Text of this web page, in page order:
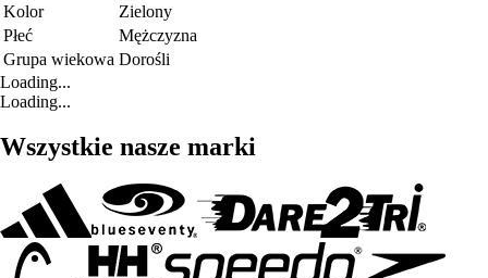
Kolor
Zielony
Płeć
Mężczyzna
Grupa wiekowa Dorośli
Loading...
Loading...
Wszystkie nasze marki